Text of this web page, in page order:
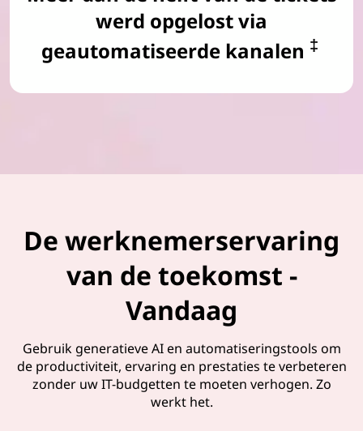
werd opgelost via
geautomatiseerde kanalen ‡
De werknemerservaring
van de toekomst -
Vandaag
Gebruik generatieve AI en automatiseringstools om
de productiviteit, ervaring en prestaties te verbeteren
zonder uw IT-budgetten te moeten verhogen. Zo
werkt het.